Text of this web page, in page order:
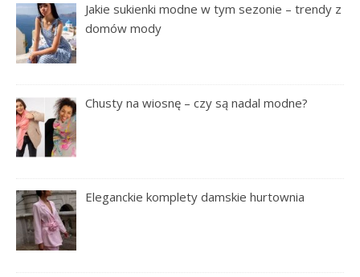
Jakie sukienki modne w tym sezonie – trendy z
domów mody
Chusty na wiosnę – czy są nadal modne?
Eleganckie komplety damskie hurtownia